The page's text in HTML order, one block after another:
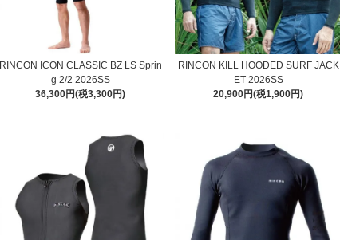
RINCON ICON CLASSIC BZ LS Sprin
g 2/2 2026SS
36,300円(税3,300円)
RINCON KILL HOODED SURF JACK
ET 2026SS
20,900円(税1,900円)